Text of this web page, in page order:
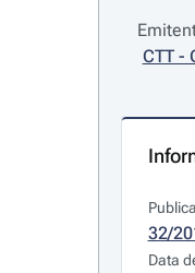
CTT -
32/
Data